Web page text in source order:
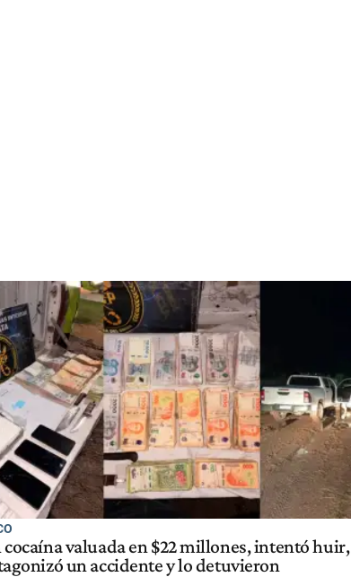
cocaína valuada en $22 millones, intentó huir,
un accidente y lo detuvieron